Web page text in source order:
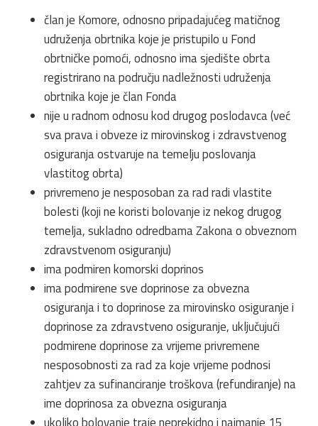
član je Komore, odnosno pripadajućeg matičnog
udruženja obrtnika koje je pristupilo u Fond
obrtničke pomoći, odnosno ima sjedište obrta
registrirano na području nadležnosti udruženja
obrtnika koje je član Fonda
nije u radnom odnosu kod drugog poslodavca (već
sva prava i obveze iz mirovinskog i zdravstvenog
osiguranja ostvaruje na temelju poslovanja
vlastitog obrta)
privremeno je nesposoban za rad radi vlastite
bolesti (koji ne koristi bolovanje iz nekog drugog
temelja, sukladno odredbama Zakona o obveznom
zdravstvenom osiguranju)
ima podmiren komorski doprinos
ima podmirene sve doprinose za obvezna
osiguranja i to doprinose za mirovinsko osiguranje i
doprinose za zdravstveno osiguranje, uključujući
podmirene doprinose za vrijeme privremene
nesposobnosti za rad za koje vrijeme podnosi
zahtjev za sufinanciranje troškova (refundiranje) na
ime doprinosa za obvezna osiguranja